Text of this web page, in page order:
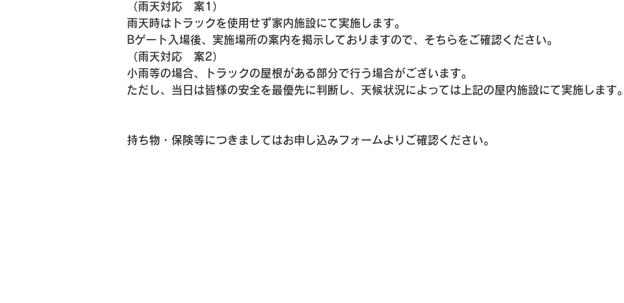
（雨天対応　案1）
雨天時はトラックを使用せず家内施設にて実施します。
Bゲート入場後、実施場所の案内を掲示しておりますので、そちらをご確認ください。
（雨天対応　案2）
小雨等の場合、トラックの屋根がある部分で行う場合がございます。
ただし、当日は皆様の安全を最優先に判断し、天候状況によっては上記の屋内施設にて実施します。
持ち物・保険等につきましてはお申し込みフォームよりご確認ください。